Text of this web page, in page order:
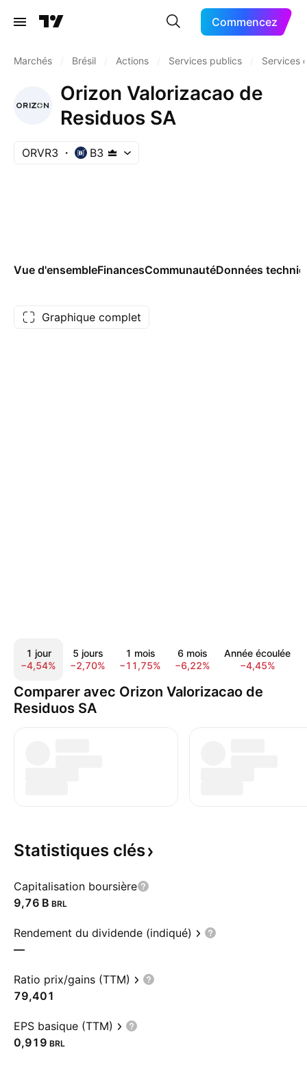
Commencez
Marchés Brésil Actions Services publics Services
Orizon Valorizacao de
Residuos SA
ORVR3 B3
Vue d'ensembleFinancesCommunautéDonnées
Graphique complet
1 jour
−4,54%
5 jours
−2,70%
1 mois
−11,75%
6 mois
−6,22%
Année écoulée
−4,45%
Comparer avec Orizon Valorizacao de
Residuos SA
Statistiques clés
Capitalisation boursière
‪9,76 B‬ BRL
Rendement du dividende (indiqué)
—
Ratio prix/gains (TTM)
79,401
EPS basique (TTM)
0,919 BRL